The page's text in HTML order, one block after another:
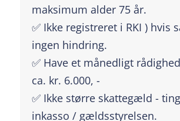
maksimum alder 75 år.
✅ Ikke registreret i RKI ) hvis
ingen hindring.
✅ Have et månedligt
ca. kr. 6.000, -
✅ Ikke større skattegæld -
inkasso / gældsstyrelsen.